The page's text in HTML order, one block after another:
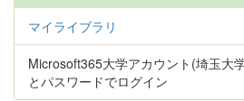
マイライブラリ
Microsoft365大学アカウント(埼玉大
とパスワードでログイン